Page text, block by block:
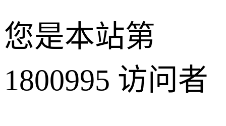
您是本站第
1800995 访问者